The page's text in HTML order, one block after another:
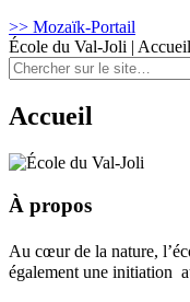
>> Mozaïk-Portail
École du Val-Joli | Accueil
Rechercher
:
Accueil
À propos
Au cœur de la nature,
également une initiation